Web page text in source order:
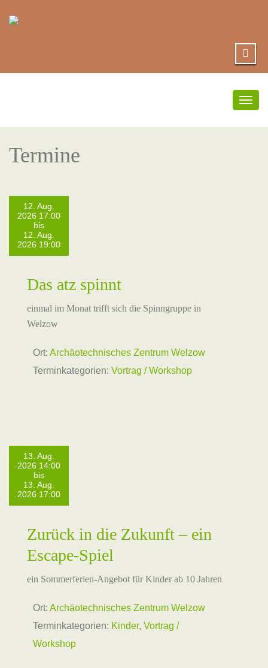
Termine
12. Aug.
2026 17:00
bis
12. Aug.
2026 19:00
Das atz spinnt
einmal im Monat trifft sich die Spinngruppe in
Welzow
Ort: Archäotechnisches Zentrum Welzow
Terminkategorien: Vortrag / Workshop
13. Aug.
2026 14:00
bis
13. Aug.
2026 17:00
Zurück in die Zukunft – ein
Escape-Spiel
ein Sommerferien-Angebot für Kinder ab 10 Jahren
Ort: Archäotechnisches Zentrum Welzow
Terminkategorien: Kinder, Vortrag /
Workshop